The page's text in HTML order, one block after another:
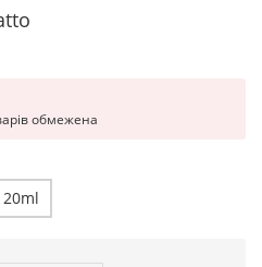
обмежена
20ml